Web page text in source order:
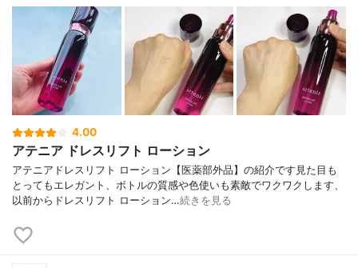
4.00
アテニア ドレスリフト ローション
アテニアドレスリフト ローション【医薬部外品】の紹介です見た目も
とってもエレガント、ボトルの質感や色使いも素敵でワクワクします、
以前からドレスリフト ローション…続きを見る